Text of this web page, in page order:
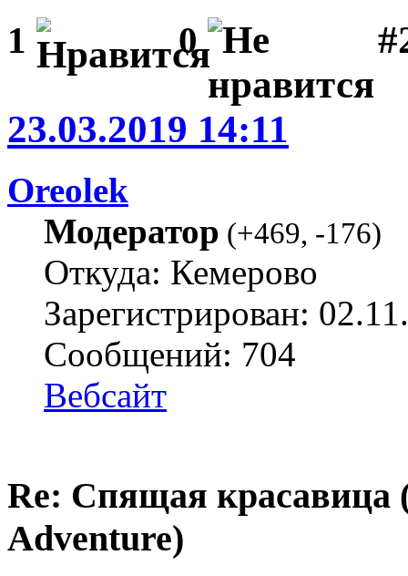
1 0
23.03.2019 14:11
Oreolek
Модератор (+469, -176)
Откуда: Кемерово
Зарегистрирован:
Сообщений: 704
Вебсайт
Re: Спящая красавица
Adventure)